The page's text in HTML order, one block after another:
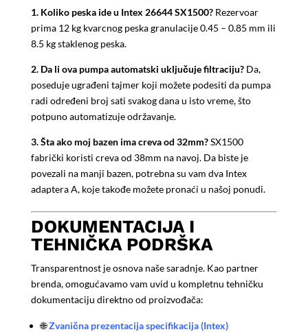
1. Koliko peska ide u Intex 26644 SX1500?Rezervoar
prima 12 kg kvarcnog peska granulacije 0.45 – 0.85 mm ili
8.5 kg staklenog peska.
2. Da li ova pumpa automatski uključuje filtraciju?Da,
poseduje ugrađeni tajmer koji možete podesiti da pumpa
radi određeni broj sati svakog dana u isto vreme, što
potpuno automatizuje održavanje.
3. Šta ako moj bazen ima creva od 32mm?SX1500
fabrički koristi creva od 38mm na navoj. Da biste je
povezali na manji bazen, potrebna su vam dva Intex
adaptera A, koje takođe možete pronaći u našoj ponudi.
DOKUMENTACIJA I
TEHNIČKA PODRŠKA
Transparentnost je osnova naše saradnje. Kao partner
brenda, omogućavamo vam uvid u kompletnu tehničku
dokumentaciju direktno od proizvođača:
🌐Zvanična prezentacija specifikacija (Intex)